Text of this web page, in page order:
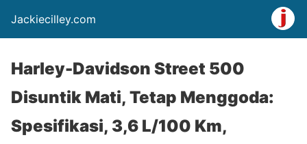
Jackiecilley.com
Harley-Davidson Street 500
Disuntik Mati, Tetap Menggoda:
Spesifikasi, 3,6 L/100 Km,